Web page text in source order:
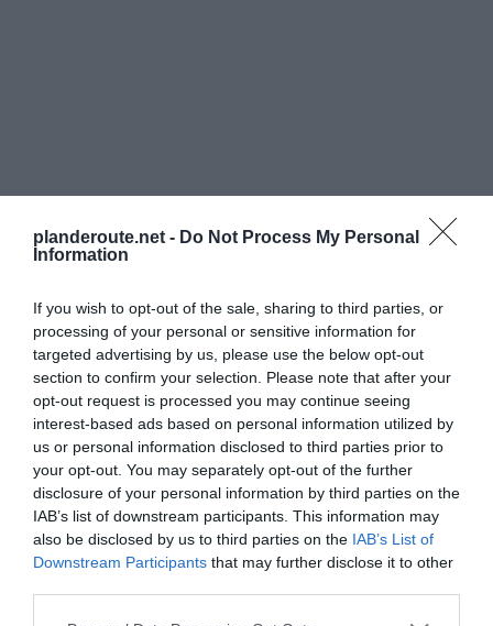
planderoute.net - Do Not Process My Personal
Information
If you wish to opt-out of the sale, sharing to third parties, or
processing of your personal or sensitive information for
targeted advertising by us, please use the below opt-out
section to confirm your selection. Please note that after your
opt-out request is processed you may continue seeing
interest-based ads based on personal information utilized by
us or personal information disclosed to third parties prior to
your opt-out. You may separately opt-out of the further
disclosure of your personal information by third parties on the
IAB’s list of downstream participants. This information may
also be disclosed by us to third parties on the IAB’s List of
Downstream Participants that may further disclose it to other